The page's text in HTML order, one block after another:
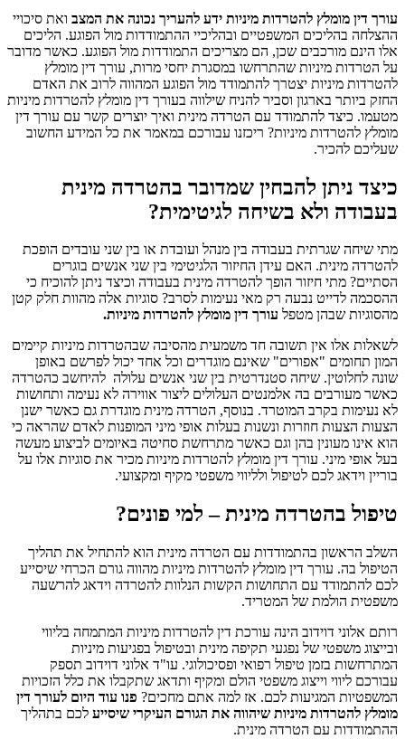
עורך דין מומלץ להטרדות מיניות ידע להעריך נכונה את המצב ואת סיכויי
ההצלחה בהליכים המשפטיים ובהליכיי ההתמודדות מול הפוגע. הליכים
אלו הינם מורכבים שכן, הם מצריכים התמודדות מול הפוגע. כאשר מדובר
על הטרדות מיניות שהתרחשו במסגרת יחסי מרות, עורך דין מומלץ
להטרדות מיניות יצטרך להתמודד מול הפוגע המהווה לרוב את האדם
החזק ביותר בארגון וסביר להניח שילווה בעורך דין מומלץ להטרדות מיניות
מטעמו. כיצד להתמודד עם הטרדה מינית ואיך יוצרים קשר עם עורך דין
מומלץ להטרדות מיניות? ריכזנו עבורכם במאמר את כל המידע החשוב
שעליכם להכיר.
כיצד ניתן להבחין שמדובר בהטרדה מינית
בעבודה ולא בשיחה לגיטימית?
מתי שיחה שגרתית בעבודה בין מנהל ועובדת או בין שני עובדים הופכת
להטרדה מינית. האם עידן החיזור הלגיטימי בין שני אנשים בוגרים
הסתיים? מתי חיזור הופך להטרדה מינית בעבודה וכיצד ניתן להוכיח כי
ההסכמה לדייט נבעה רק מאי נעימות לסרב? סוגיות אלה מהוות חלק קטן
מהסוגיות שבהן מטפל עורך דין מומלץ להטרדות מיניות.
לשאלות אלו אין תשובה חד משמעית מהסיבה שבהטרדות מיניות קיימים
המון תחומים "אפורים" שאינם מוגדרים וכל אחד יכול לפרשם באופן
שונה לחלוטין. שיחה סטנדרטית בין שני אנשים עלולה להיחשב כהטרדה
כאשר מעורבים בה אלמנטים העלולים ליצור אווירה לא נעימה ותחושות
לא נעימות בקרב המוטרד. בנוסף, הטרדה מינית מוגדרת גם כאשר ישנן
הצעות הצעות חוזרות ונשנות בעלות אופי מיני המופנות לאדם שהראה כי
הוא אינו מעונין בהן וגם כאשר מתרחשת סחיטה באיומים לביצוע מעשה
בעל אופי מיני. עורך דין מומלץ להטרדות מיניות מכיר את סוגיות אלו על
בוריין וידאג לכם לטיפול ולליווי משפטי מקיף ומקצועי.
טיפול בהטרדה מינית – למי פונים?
השלב הראשון בהתמודדות עם הטרדה מינית הוא להתחיל את תהליך
הטיפול בה. עורך דין מומלץ להטרדות מיניות מהווה גורם הכרחי שיסייע
לכם להתמודד עם התחושות הקשות הנלוות להטרדה וידאג להרשעה
משפטית הולמת של המטריד.
רותם אלוני דוידוב הינה עורכת דין להטרדות מיניות המתמחה בליווי
ובייצוג משפטי של נפגעי תקיפה מינית ובטיפול בפגיעות מיניות
המתרחשות בזמן טיפול רפואי ופסיכולוגי. עו"ד אלוני דוידוב תספק
עבורכם ליווי וייצוג משפטי הולם ומקיף ותדאג שתקבלו את כלל הזכויות
המשפטיות המגיעות לכם. אז למה אתם מחכים? פנו עוד היום לעורך דין
מומלץ להטרדות מיניות שיהווה את הגורם העיקרי שיסייע לכם בתהליך
ההתמודדות עם הטרדה מינית.